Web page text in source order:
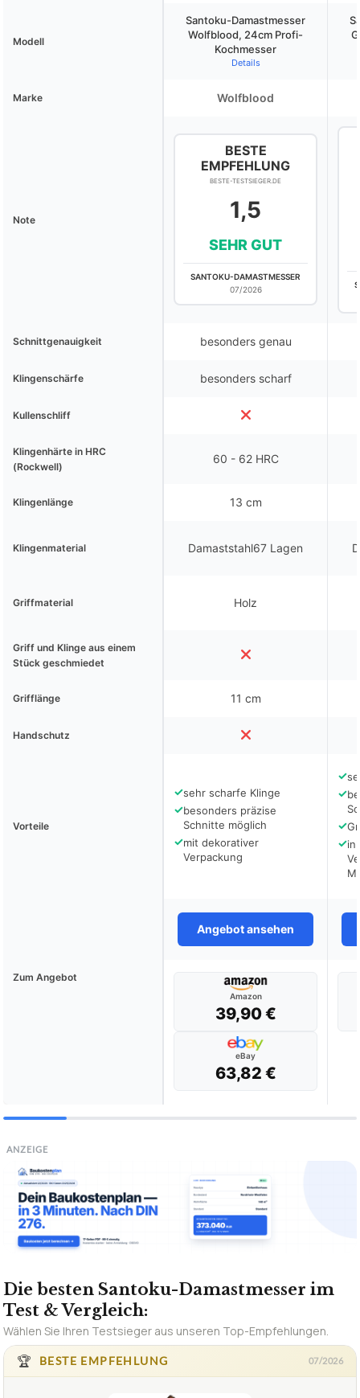
Modell
Santoku-Damastmesser
Wolfblood, 24cm Profi-
Kochmesser
Details
Marke Wolfblood
Note
BESTE
EMPFEHLUNG
BESTE-TESTSIEGER.DE
1,5
SEHR GUT
SANTOKU-DAMASTMESSER
07/2026
Schnittgenauigkeit besonders genau
Klingenschärfe besonders scharf
Kullenschliff
Klingenhärte in HRC
(Rockwell)
60 - 62 HRC
Klingenlänge 13 cm
Klingenmaterial Damaststahl67 Lagen
Griffmaterial Holz
Griff und Klinge aus einem
Stück geschmiedet
Grifflänge 11 cm
Handschutz
Vorteile
✓sehr scharfe Klinge
✓besonders präzise
Schnitte möglich
✓mit dekorativer
Verpackung
✓
✓
✓
✓
Angebot ansehen
Zum Angebot
Amazon
39,90 €
eBay
63,82 €
ANZEIGE
Die besten Santoku-Damastmesser im
Test & Vergleich:
Wählen Sie Ihren Testsieger aus unseren Top-Empfehlungen.
🏆
BESTE EMPFEHLUNG 07/2026